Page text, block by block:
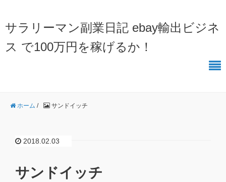
サラリーマン副業日記 ebay輸出ビジネ
ス で100万円を稼げるか！
ホーム / サンドイッチ
2018.02.03
サンドイッチ